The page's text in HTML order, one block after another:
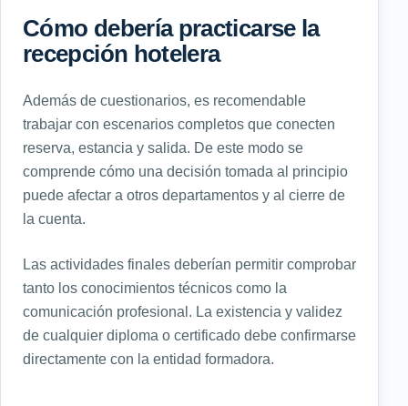
Cómo debería practicarse la
recepción hotelera
Además de cuestionarios, es recomendable
trabajar con escenarios completos que conecten
reserva, estancia y salida. De este modo se
comprende cómo una decisión tomada al principio
puede afectar a otros departamentos y al cierre de
la cuenta.
Las actividades finales deberían permitir comprobar
tanto los conocimientos técnicos como la
comunicación profesional. La existencia y validez
de cualquier diploma o certificado debe confirmarse
directamente con la entidad formadora.